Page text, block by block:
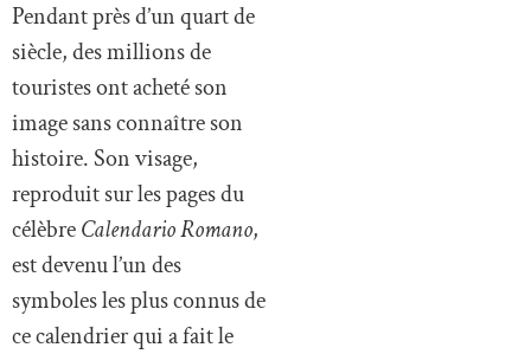
Pendant près d’un quart de
siècle, des millions de
touristes ont acheté son
image sans connaître son
histoire. Son visage,
reproduit sur les pages du
célèbreCalendario Romano,
est devenu l’un des
symboles les plus connus de
ce calendrier qui a fait le